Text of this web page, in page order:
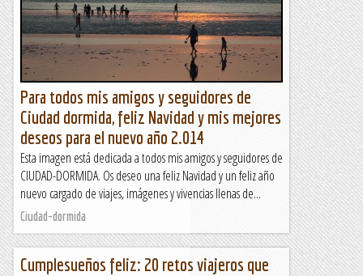
Para todos mis amigos y seguidores de
Ciudad dormida, feliz Navidad y mis mejores
deseos para el nuevo año 2.014
Esta imagen está dedicada a todos mis amigos y seguidores de
CIUDAD-DORMIDA. Os deseo una feliz Navidad y un feliz año
nuevo cargado de viajes, imágenes y vivencias llenas de...
Ciudad-dormida
Cumplesueños feliz: 20 retos viajeros que